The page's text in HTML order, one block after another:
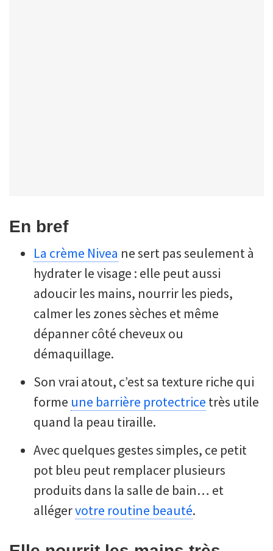
En bref
La crème Nivea ne sert pas seulement à
hydrater le visage : elle peut aussi
adoucir les mains, nourrir les pieds,
calmer les zones sèches et même
dépanner côté cheveux ou
démaquillage.
Son vrai atout, c’est sa texture riche qui
forme une barrière protectrice très utile
quand la peau tiraille.
Avec quelques gestes simples, ce petit
pot bleu peut remplacer plusieurs
produits dans la salle de bain… et
allégervotre routine beauté.